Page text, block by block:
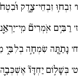
ו׳ זִבְח֥וּ זִבְחֵי־צֶ֑דֶק
ז׳ רַבִּ֥ים אֹֽמְרִים֘
ח׳ נָתַ֣תָּה שִׂמְחָ֣ה בְלִבִּ֑י
ט׳ בְּשָׁל֣וֹם יַחְדָּו֘ אֶשְׁכְּבָ֪ה